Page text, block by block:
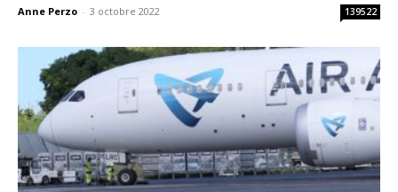
Anne Perzo - 3 octobre 2022 139522